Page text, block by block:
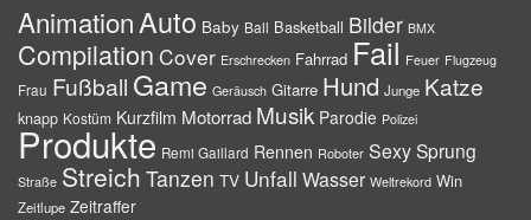
AnimationAuto Baby Ball Basketball Bilder BMX
Compilation Cover Erschrecken Fahrrad Fail Feuer Flugzeug
Frau Fußball Game Geräusch Gitarre Hund Junge Katze
knapp Kostüm Kurzfilm Motorrad Musik Parodie Polizei
Produkte Remi Gaillard Rennen Roboter SexySprung
Straße Streich Tanzen TV Unfall Wasser Weltrekord Win
Zeitlupe Zeitraffer